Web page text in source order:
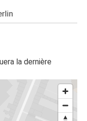
la dernière